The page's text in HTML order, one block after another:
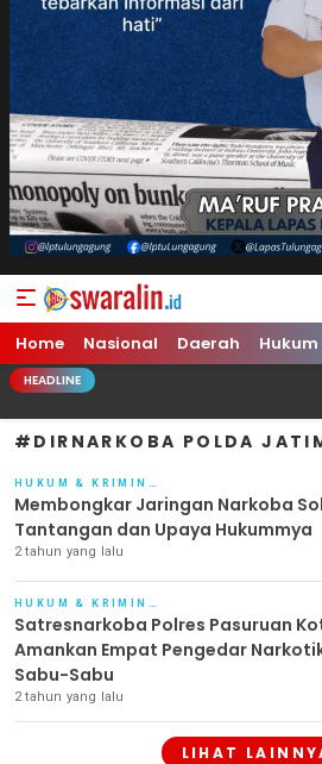
Swara Lin
Independent, Tajam & Profesional
Home Nasional Daerah
HEADLINE
#DIRNARKOBA POLDA
Membongkar Jaringan Narkoba
Tantangan dan Upaya Hukummya
2 tahun yang lalu
Satresnarkoba Polres Pasuruan
Amankan Empat Pengedar
Sabu-Sabu
2 tahun yang lalu
LIHAT